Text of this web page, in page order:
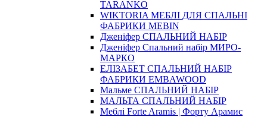
TARANKO
WIKTORIA МЕБЛІ ДЛЯ СПАЛЬНІ
ФАБРИКИ MEBIN
Дженіфер СПАЛЬНИЙ НАБІР
Дженіфер Спальний набір МИРО-
МАРКО
ЕЛІЗАБЕТ СПАЛЬНИЙ НАБІР
ФАБРИКИ EMBAWOOD
Мальме СПАЛЬНИЙ НАБІР
МАЛЬТА СПАЛЬНИЙ НАБІР
Меблі Forte Aramis | Форту Арамис